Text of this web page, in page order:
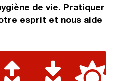
de vie. Pratiquer
esprit et nous aide